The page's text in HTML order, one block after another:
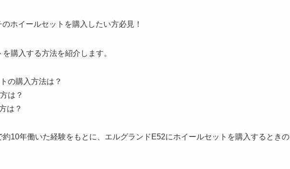
ホイールセットを購入したい方必見！
購入する方法を紹介します。
の購入方法は？
は？
は？
約10年働いた経験をもとに、エルグランドE52にホイールセットを購入するときの